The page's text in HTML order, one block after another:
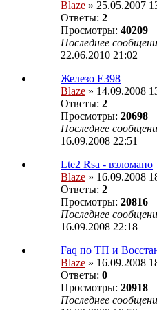
Blaze » 25.05.2007
Ответы: 2
Просмотры: 40209
Последнее
22.06.2010 21:02
Железо Е398
Blaze » 14.09.2008
Ответы: 2
Просмотры: 20698
Последнее
16.09.2008 22:51
Lte2 Rsa - взломано
Blaze » 16.09.2008
Ответы: 2
Просмотры: 20816
Последнее
16.09.2008 22:18
Faq по ТП и
Blaze » 16.09.2008
Ответы: 0
Просмотры: 20918
Последнее